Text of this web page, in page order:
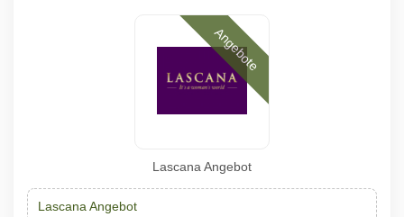
Angebote
Lascana Angebot
Lascana Angebot